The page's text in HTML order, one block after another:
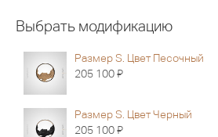
Выбрать модификацию
Размер S. Цвет Песочный
205 100Я
Размер S. Цвет Черный
205 100Я